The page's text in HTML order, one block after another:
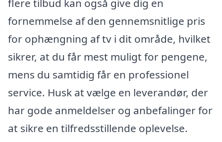
flere tilbud kan også give dig en
fornemmelse af den gennemsnitlige pris
for ophængning af tv i dit område, hvilket
sikrer, at du får mest muligt for pengene,
mens du samtidig får en professionel
service. Husk at vælge en leverandør, der
har gode anmeldelser og anbefalinger for
at sikre en tilfredsstillende oplevelse.